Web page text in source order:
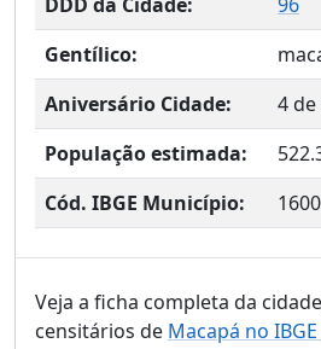
Gentílico:
Aniversário Cidade:
4
População estimada:
Cód. IBGE Município:
Veja a ficha completa da
censitários de Macapá no IBGE